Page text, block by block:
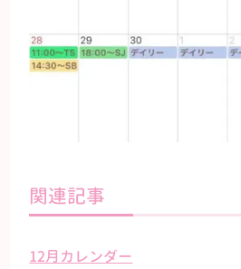
関連記事
12月カレンダー